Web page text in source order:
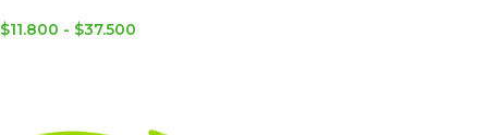
$11.800 - $37.500